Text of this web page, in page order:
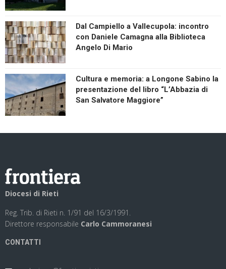
Dal Campiello a Vallecupola: incontro
con Daniele Camagna alla Biblioteca
Angelo Di Mario
Cultura e memoria: a Longone Sabino la
presentazione del libro “L’Abbazia di
San Salvatore Maggiore”
Diocesi di Rieti
Reg. Trib. di Rieti n. 1/91 del 16/3/1991.
Direttore responsabile Carlo Cammoranesi
CONTATTI